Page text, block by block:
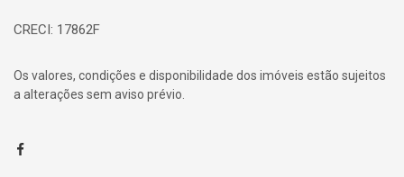
CRECI: 17862F
Os valores, condições e disponibilidade dos imóveis estão sujeitos
a alterações sem aviso prévio.
Facebook